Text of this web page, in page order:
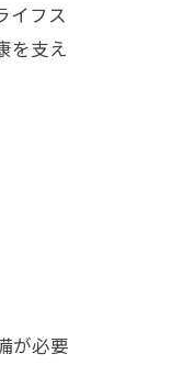
イフス
を支え
が必要